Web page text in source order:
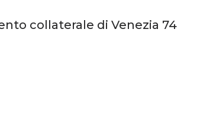
collaterale di Venezia 74